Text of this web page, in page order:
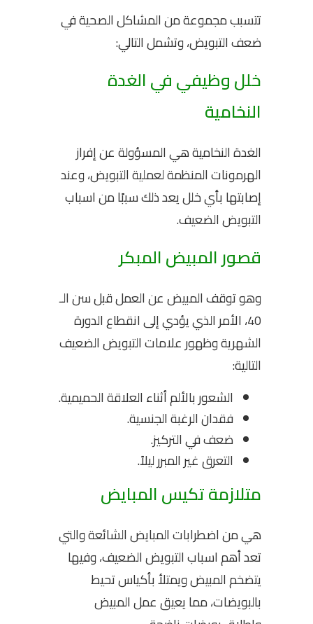
تتسبب مجموعة من المشاكل الصحية في
ضعف التبويض، وتشمل التالي:
خلل وظيفي في الغدة
النخامية
الغدة النخامية هي المسؤولة عن إفراز
الهرمونات المنظمة لعملية التبويض، وعند
إصابتها بأي خلل يعد ذلك سببًا من اسباب
التبويض الضعيف.
قصور المبيض المبكر
وهو توقف المبيض عن العمل قبل سن الـ
40، الأمر الذي يؤدي إلى انقطاع الدورة
الشهرية وظهور علامات التبويض الضعيف
التالية:
الشعور بالألم أثناء العلاقة الحميمية.
فقدان الرغبة الجنسية.
ضعف في التركيز.
التعرق غير المبرر ليلاً.
متلازمة تكيس المبايض
هي من اضطرابات المبايض الشائعة والتي
تعد أهم اسباب التبويض الضعيف، وفيها
يتضخم المبيض ويمتلأ بأكياس تحيط
بالبويضات، مما يعيق عمل المبيض